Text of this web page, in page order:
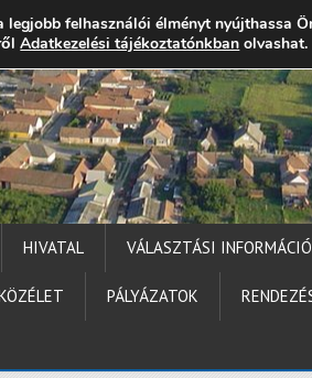
Elérhetőségek Technika segítség
HIVATAL VÁLASZTÁSI
PÁLYÁZATOK
felhasználói élményt nyújthassa
Adatkezelési tájékoztatónkban olvashat.